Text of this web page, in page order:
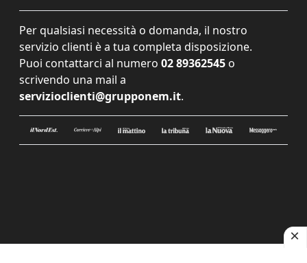
Per qualsiasi necessità o domanda, il nostro
servizio clienti è a tua completa disposizione.
Puoi contattarci al numero 02 89362545 o
scrivendo una mail a
servizioclienti@grupponem.it.